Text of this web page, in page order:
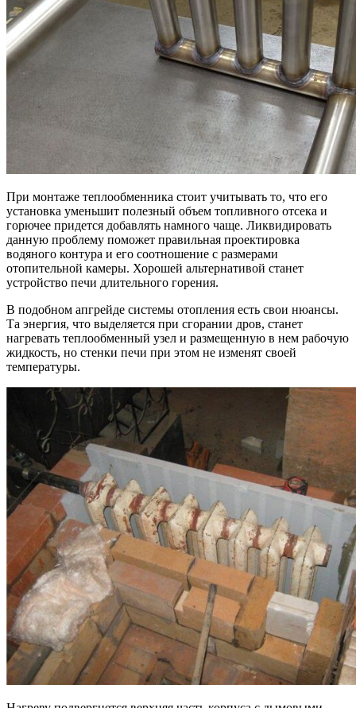
При монтаже теплообменника стоит учитывать то, что его
установка уменьшит полезный объем топливного отсека и
горючее придется добавлять намного чаще. Ликвидировать
данную проблему поможет правильная проектировка
водяного контура и его соотношение с размерами
отопительной камеры. Хорошей альтернативой станет
устройство печи длительного горения.
В подобном апгрейде системы отопления есть свои нюансы.
Та энергия, что выделяется при сгорании дров, станет
нагревать теплообменный узел и размещенную в нем рабочую
жидкость, но стенки печи при этом не изменят своей
температуры.